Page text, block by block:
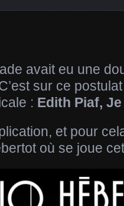
avait eu une
sur ce
: Edith Piaf,
et pour
où se joue